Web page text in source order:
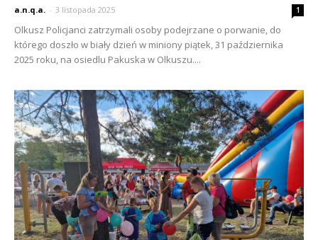
a.n.q.a. - 3 listopada 2025 1
Olkusz Policjanci zatrzymali osoby podejrzane o porwanie, do
którego doszło w biały dzień w miniony piątek, 31 października
2025 roku, na osiedlu Pakuska w Olkuszu....